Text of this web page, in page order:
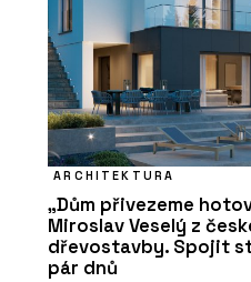
ARCHITEKTURA
„Dům přivezeme
Miroslav Veselý z
dřevostavby. Spojit
pár dnů